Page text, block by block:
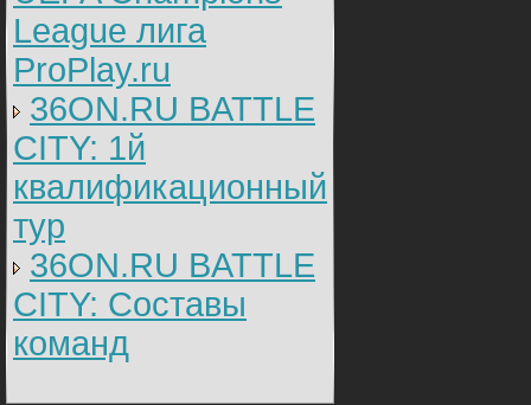
League лига
ProPlay.ru
36ON.RU BATTLE
CITY: 1й
квалификационный
тур
36ON.RU BATTLE
CITY: Составы
команд